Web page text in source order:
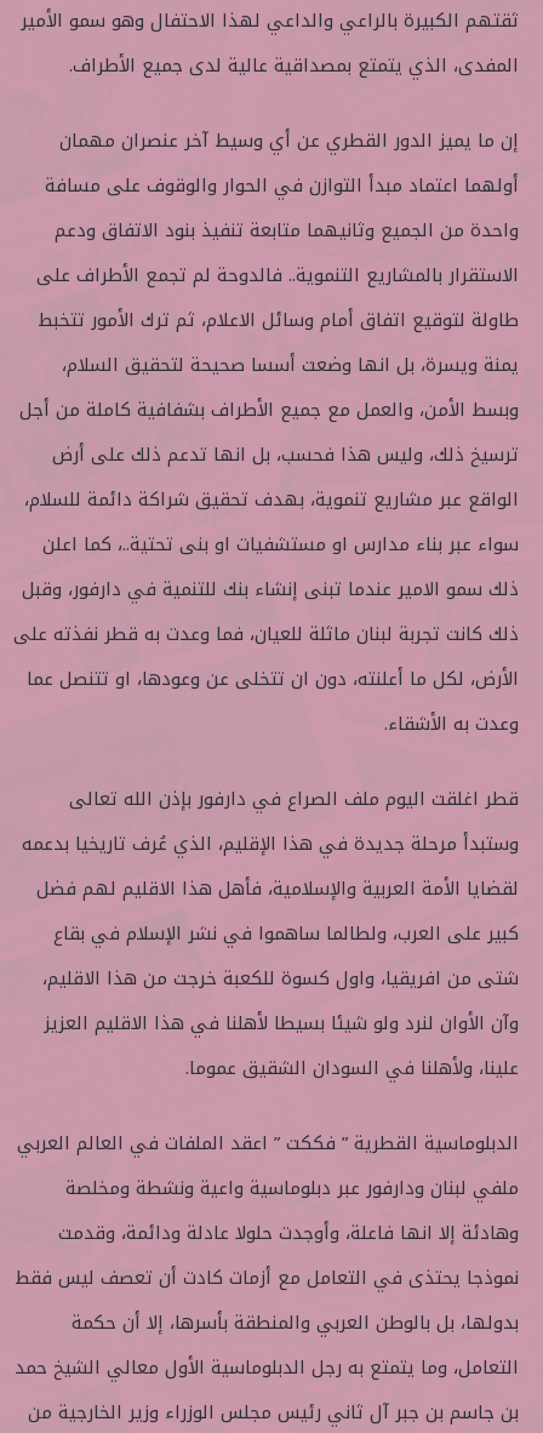
ثقتهم الكبيرة بالراعي والداعي لهذا الاحتفال وهو سمو الأمير
المفدى، الذي يتمتع بمصداقية عالية لدى جميع الأطراف.
إن ما يميز الدور القطري عن أي وسيط آخر عنصران مهمان
أولهما اعتماد مبدأ التوازن في الحوار والوقوف على مسافة
واحدة من الجميع وثانيهما متابعة تنفيذ بنود الاتفاق ودعم
الاستقرار بالمشاريع التنموية.. فالدوحة لم تجمع الأطراف على
طاولة لتوقيع اتفاق أمام وسائل الاعلام، ثم ترك الأمور تتخبط
يمنة ويسرة، بل انها وضعت أسسا صحيحة لتحقيق السلام،
وبسط الأمن، والعمل مع جميع الأطراف بشفافية كاملة من أجل
ترسيخ ذلك، وليس هذا فحسب، بل انها تدعم ذلك على أرض
الواقع عبر مشاريع تنموية، بهدف تحقيق شراكة دائمة للسلام،
سواء عبر بناء مدارس او مستشفيات او بنى تحتية..، كما اعلن
ذلك سمو الامير عندما تبنى إنشاء بنك للتنمية في دارفور، وقبل
ذلك كانت تجربة لبنان ماثلة للعيان، فما وعدت به قطر نفذته على
الأرض، لكل ما أعلنته، دون ان تتخلى عن وعودها، او تتنصل عما
وعدت به الأشقاء.
قطر اغلقت اليوم ملف الصراع في دارفور بإذن الله تعالى
وستبدأ مرحلة جديدة في هذا الإقليم، الذي عُرف تاريخيا بدعمه
لقضايا الأمة العربية والإسلامية، فأهل هذا الاقليم لهم فضل
كبير على العرب، ولطالما ساهموا في نشر الإسلام في بقاع
شتى من افريقيا، واول كسوة للكعبة خرجت من هذا الاقليم،
وآن الأوان لنرد ولو شيئا بسيطا لأهلنا في هذا الاقليم العزيز
علينا، ولأهلنا في السودان الشقيق عموما.
الدبلوماسية القطرية ” فككت ” اعقد الملفات في العالم العربي
ملفي لبنان ودارفور عبر دبلوماسية واعية ونشطة ومخلصة
وهادئة إلا انها فاعلة، وأوجدت حلولا عادلة ودائمة، وقدمت
نموذجا يحتذى في التعامل مع أزمات كادت أن تعصف ليس فقط
بدولها، بل بالوطن العربي والمنطقة بأسرها، إلا أن حكمة
التعامل، وما يتمتع به رجل الدبلوماسية الأول معالي الشيخ حمد
بن جاسم بن جبر آل ثاني رئيس مجلس الوزراء وزير الخارجية من